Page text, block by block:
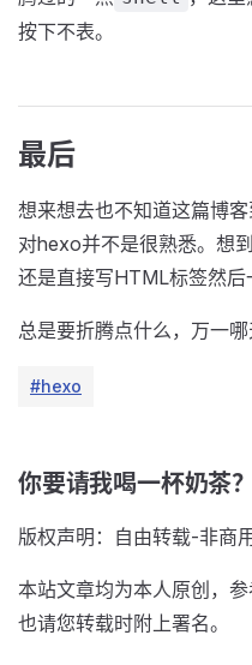
按下不表。
最后
想来想去也不知道这篇博
对hexo并不是很熟悉。想
还是直接写HTML标签然
总是要折腾点什么，万一
#hexo
你要请我喝一杯奶茶？
版权声明：自由转载-非商
本站文章均为本人原创，
也请您转载时附上署名。